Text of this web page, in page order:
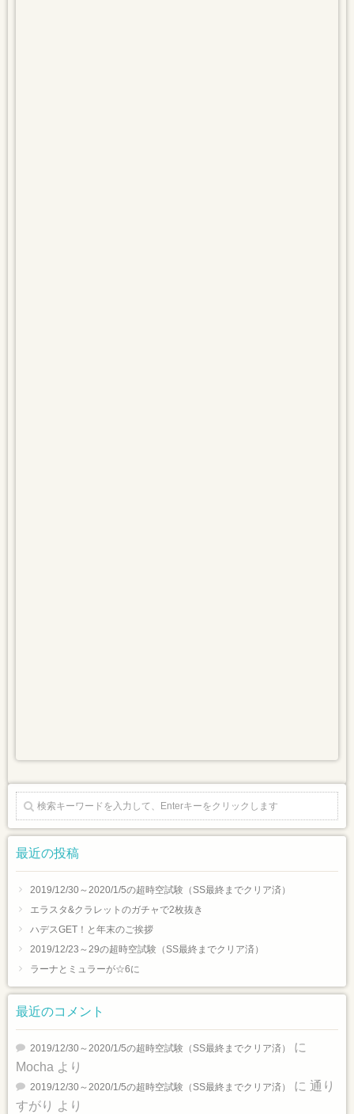
最近の投稿
2019/12/30～2020/1/5の超時空試験（SS最終までクリア済）
エラスタ&クラレットのガチャで2枚抜き
ハデスGET！と年末のご挨拶
2019/12/23～29の超時空試験（SS最終までクリア済）
ラーナとミュラーが☆6に
最近のコメント
2019/12/30～2020/1/5の超時空試験（SS最終までクリア済）
に
Mocha より
2019/12/30～2020/1/5の超時空試験（SS最終までクリア済） に 通り
すがり より